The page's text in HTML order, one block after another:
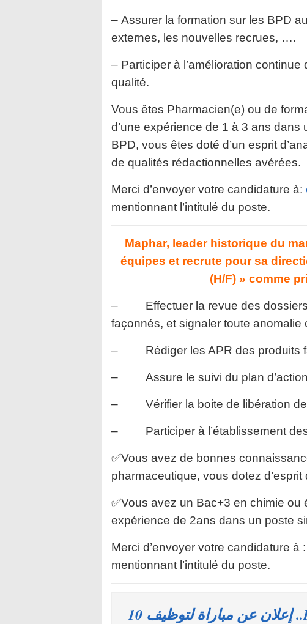
– Assurer la formation sur les BPD
externes, les nouvelles recrues, ….
– Participer à l’amélioration
qualité.
Vous êtes Pharmacien(e) ou de
d’une expérience de 1 à 3 ans
BPD, vous êtes doté d’un esprit
de qualités rédactionnelles avérées.
Merci d’envoyer votre candidature à:
mentionnant l’intitulé du poste.
Maphar, leader historique du
équipes et recrute pour sa
(H/F) » comme
– Effectuer la revue des dossiers
façonnés, et signaler toute anomalie
– Rédiger les APR des produits
– Assure le suivi du plan d’action
– Vérifier la boite de libération
– Participer à l’établissement des
✅Vous avez de bonnes
pharmaceutique, vous dotez d’esprit
✅Vous avez un Bac+3 en chimie
expérience de 2ans dans un poste
Merci d’envoyer votre candidature à :
mentionnant l’intitulé du poste.
بشهادة البكالوريا أو الدبلوم ISTA.. إعلان عن مباراة لتوظيف 10